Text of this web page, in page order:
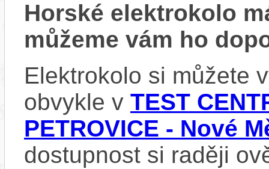
Horské elektrokolo
můžeme vám ho
Elektrokolo si můžete
obvykle v TEST
PETROVICE - Nové
dostupnost si raději